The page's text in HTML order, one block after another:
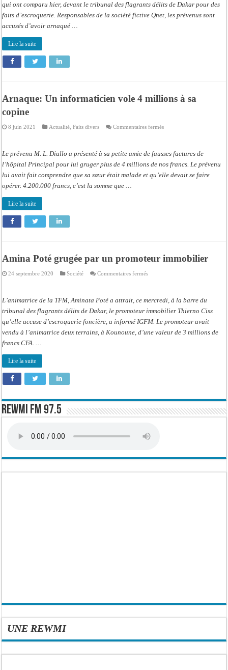
qui ont comparu hier, devant le tribunal des flagrants délits de Dakar pour des
faits d’escroquerie. Responsables de la société fictive Qnet, les prévenus sont
accusés d’avoir arnaqué …
Lire la suite
Arnaque: Un informaticien vole 4 millions à sa
copine
8 juin 2021 Actualité ,Faits divers Commentaires ferméssur
4
millions
sa
Le prévenu M. L. Diallo a présenté à sa petite amie de fausses factures de
l’hôpital Principal pour lui gruger plus de 4 millions de nos francs. Le prévenu
lui avait fait comprendre que sa sœur était malade et qu’elle devait se faire
opérer. 4.200.000 francs, c’est la somme que …
Lire la suite
Amina Poté grugée par un promoteur immobilier
24 septembre 2020 Société Commentaires ferméssur
un
promoteur
L’animatrice de la TFM, Aminata Poté a attrait, ce mercredi, à la barre du
tribunal des flagrants délits de Dakar, le promoteur immobilier Thierno Ciss
qu’elle accuse d’escroquerie foncière, a informé IGFM. Le promoteur avait
vendu à l’animatrice deux terrains, à Kounoune, d’une valeur de 3 millions de
francs CFA. …
Lire la suite
Rewmi FM 97.5
UNE REWMI